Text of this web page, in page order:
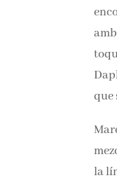
que
la